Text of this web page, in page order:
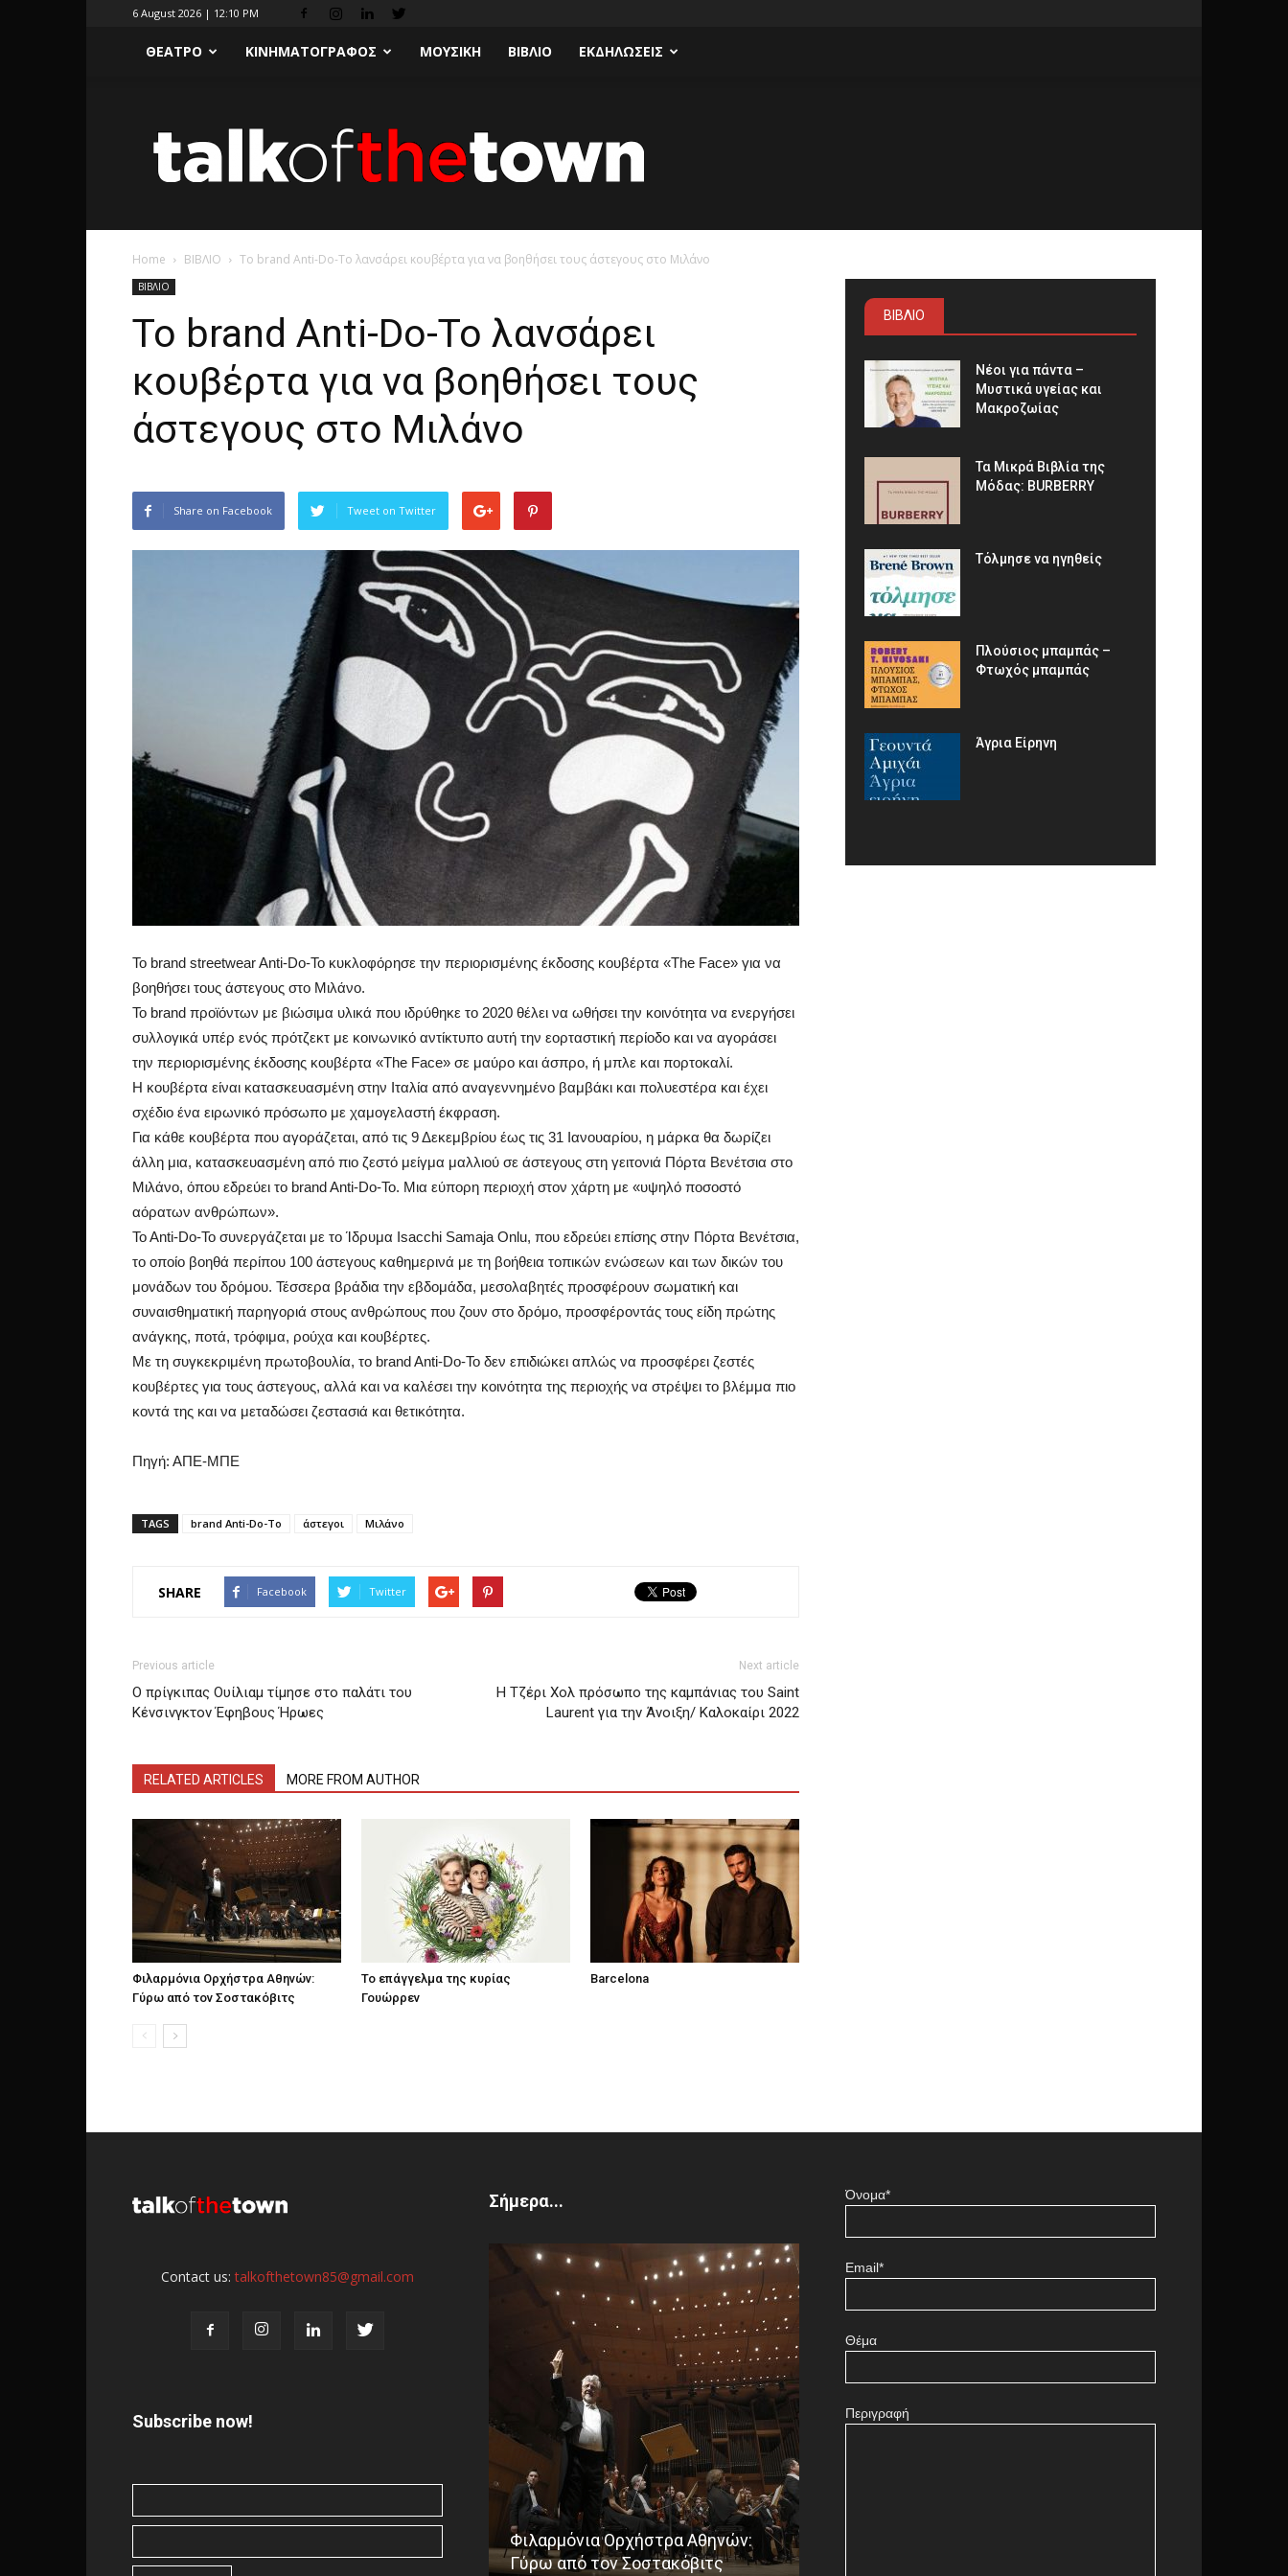
6 August 2026 | 12:10 PM
ΘΕΑΤΡΟ ΚΙΝΗΜΑΤΟΓΡΑΦΟΣ ΜΟΥΣΙΚΗ ΒΙΒΛΙΟ ΕΚΔΗΛΩΣΕΙΣ
the
Town
Home ΒΙΒΛΙΟ To brand Anti-Do-To λανσάρει κουβέρτα για να βοηθήσει τους άστεγους στο Μιλάνο
ΒΙΒΛΙΟ
To brand Anti-Do-To λανσάρει
κουβέρτα για να βοηθήσει τους
άστεγους στο Μιλάνο
Share on Facebook Tweet on Twitter
Το brand streetwear Anti-Do-To κυκλοφόρησε την περιορισμένης έκδοσης κουβέρτα «The Face» για να
βοηθήσει τους άστεγους στο Μιλάνο.
Το brand προϊόντων με βιώσιμα υλικά που ιδρύθηκε το 2020 θέλει να ωθήσει την κοινότητα να ενεργήσει
συλλογικά υπέρ ενός πρότζεκτ με κοινωνικό αντίκτυπο αυτή την εορταστική περίοδο και να αγοράσει
την περιορισμένης έκδοσης κουβέρτα «The Face» σε μαύρο και άσπρο, ή μπλε και πορτοκαλί.
Η κουβέρτα είναι κατασκευασμένη στην Ιταλία από αναγεννημένο βαμβάκι και πολυεστέρα και έχει
σχέδιο ένα ειρωνικό πρόσωπο με χαμογελαστή έκφραση.
Για κάθε κουβέρτα που αγοράζεται, από τις 9 Δεκεμβρίου έως τις 31 Ιανουαρίου, η μάρκα θα δωρίζει
άλλη μια, κατασκευασμένη από πιο ζεστό μείγμα μαλλιού σε άστεγους στη γειτονιά Πόρτα Βενέτσια στο
Μιλάνο, όπου εδρεύει το brand Anti-Do-To. Μια εύπορη περιοχή στον χάρτη με «υψηλό ποσοστό
αόρατων ανθρώπων».
To Anti-Do-To συνεργάζεται με το Ίδρυμα Isacchi Samaja Onlu, που εδρεύει επίσης στην Πόρτα Βενέτσια,
το οποίο βοηθά περίπου 100 άστεγους καθημερινά με τη βοήθεια τοπικών ενώσεων και των δικών του
μονάδων του δρόμου. Τέσσερα βράδια την εβδομάδα, μεσολαβητές προσφέρουν σωματική και
συναισθηματική παρηγοριά στους ανθρώπους που ζουν στο δρόμο, προσφέροντάς τους είδη πρώτης
ανάγκης, ποτά, τρόφιμα, ρούχα και κουβέρτες.
Με τη συγκεκριμένη πρωτοβουλία, το brand Anti-Do-To δεν επιδιώκει απλώς να προσφέρει ζεστές
κουβέρτες για τους άστεγους, αλλά και να καλέσει την κοινότητα της περιοχής να στρέψει το βλέμμα πιο
κοντά της και να μεταδώσει ζεστασιά και θετικότητα.
Πηγή: ΑΠΕ-ΜΠΕ
TAGS brand Anti-Do-To άστεγοι Μιλάνο
SHARE Facebook Twitter
Previous article
Ο πρίγκιπας Ουίλιαμ τίμησε στο παλάτι του
Κένσινγκτον Έφηβους Ήρωες
Next article
Η Τζέρι Χολ πρόσωπο της καμπάνιας του Saint
Laurent για την Άνοιξη/ Καλοκαίρι 2022
RELATED ARTICLES MORE FROM AUTHOR
Φιλαρμόνια Ορχήστρα Αθηνών:
Γύρω από τον Σοστακόβιτς
Το επάγγελμα της κυρίας
Γουώρρεν
Barcelona
ΒΙΒΛΙΟ
Νέοι για πάντα –
Μυστικά υγείας και
Μακροζωίας
Τα Μικρά Βιβλία της
Μόδας: BURBERRY
Τόλμησε να ηγηθείς
Πλούσιος μπαμπάς –
Φτωχός μπαμπάς
Άγρια Είρηνη
Contact us:talkofthetown85@gmail.com
Subscribe now!
Σήμερα...
Φιλαρμόνια Ορχήστρα Αθηνών:
Γύρω από τον Σοστακόβιτς
Όνομα*
Email*
Θέμα
Περιγραφή